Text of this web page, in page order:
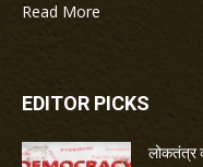
Read More
EDITOR PICKS
लोकतंत्र